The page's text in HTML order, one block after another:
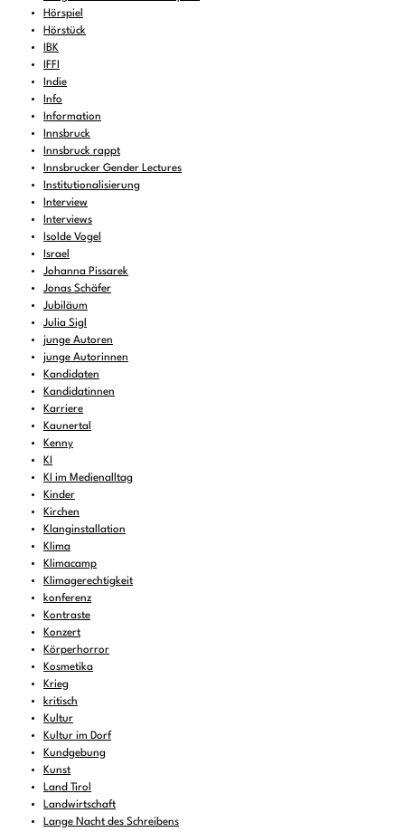
Hörspiel
Hörstück
IBK
IFFI
Indie
Info
Information
Innsbruck
Innsbruck rappt
Innsbrucker Gender Lectures
Institutionalisierung
Interview
Interviews
Isolde Vogel
Israel
Johanna Pissarek
Jonas Schäfer
Jubiläum
Julia Sigl
junge Autoren
junge Autorinnen
Kandidaten
Kandidatinnen
Karriere
Kaunertal
Kenny
KI
KI im Medienalltag
Kinder
Kirchen
Klanginstallation
Klima
Klimacamp
Klimagerechtigkeit
konferenz
Kontraste
Konzert
Körperhorror
Kosmetika
Krieg
kritisch
Kultur
Kultur im Dorf
Kundgebung
Kunst
Land Tirol
Landwirtschaft
Lange Nacht des Schreibens